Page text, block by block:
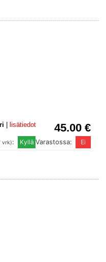
45.00 €
lisätiedot
Varastossa:
vrk):